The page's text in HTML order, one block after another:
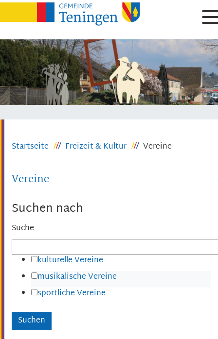
Startseite Freizeit & Kultur Vereine
Vereine
Suchen nach
Suche
kulturelle Vereine
musikalische Vereine
sportliche Vereine